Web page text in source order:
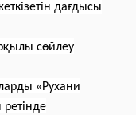
дағдысы
сөйлеу
«Рухани